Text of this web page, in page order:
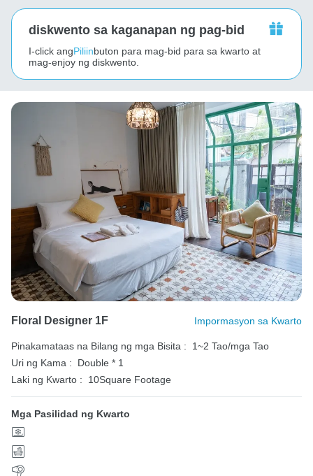
diskwento sa kaganapan ng pag-bid
I-click angPiliinbuton para mag-bid para sa kwarto at
mag-enjoy ng diskwento.
Floral Designer 1F Impormasyon sa Kwarto
Pinakamataas na Bilang ng mga Bisita :
1~2 Tao/mga Tao
Uri ng Kama :
Double * 1
Laki ng Kwarto :
10Square Footage
Mga Pasilidad ng Kwarto